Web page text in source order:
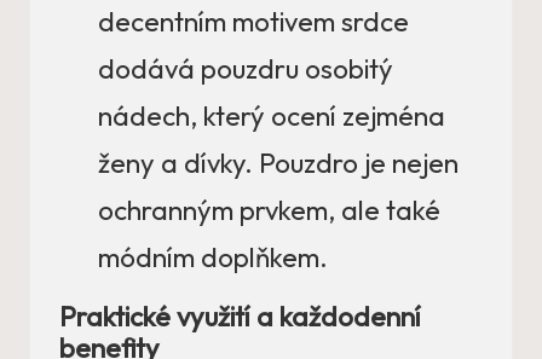
decentním motivem srdce
dodává pouzdru osobitý
nádech, který ocení zejména
ženy a dívky. Pouzdro je nejen
ochranným prvkem, ale také
módním doplňkem.
Praktické využití a každodenní
benefity